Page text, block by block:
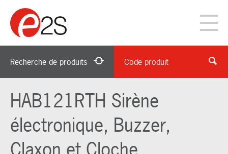
Recherche de produits Code produit
HAB121RTH Sirène
électronique, Buzzer,